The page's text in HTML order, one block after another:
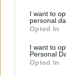
I want to
personal
Opted In
I want to
Personal
Opted In
Mastodon
Stampa
Vuoi ricevere gli